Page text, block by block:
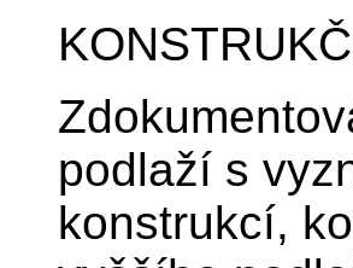
podlaží s
konstrukcí,